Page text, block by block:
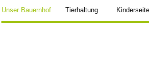
Unser Bauernhof Tierhaltung Kinderseite